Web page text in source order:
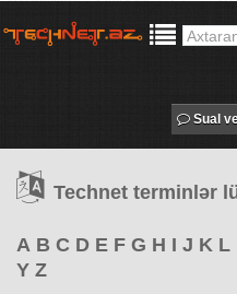
Sual
Technet terminlər
A B C D E F G H I J K L
Y Z